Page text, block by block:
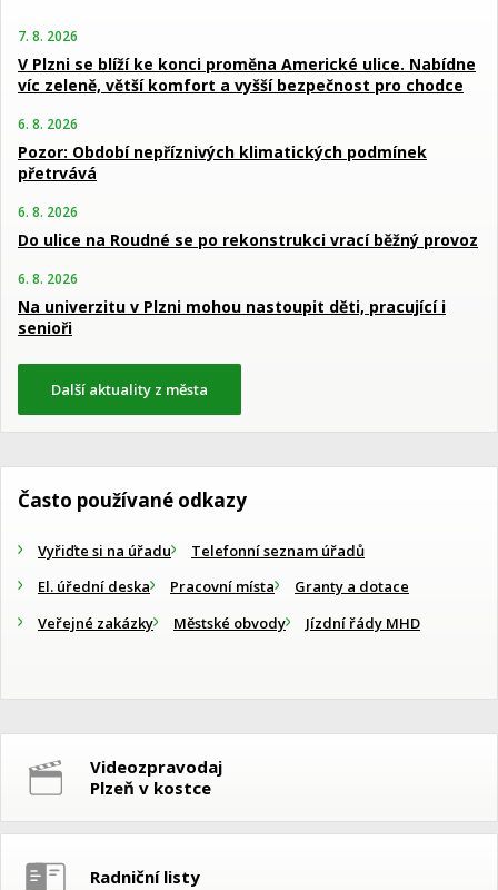
7. 8. 2026
V Plzni se blíží ke konci proměna Americké ulice. Nabídne
víc zeleně, větší komfort a vyšší bezpečnost pro chodce
6. 8. 2026
Pozor: Období nepříznivých klimatických podmínek
přetrvává
6. 8. 2026
Do ulice na Roudné se po rekonstrukci vrací běžný provoz
6. 8. 2026
Na univerzitu v Plzni mohou nastoupit děti, pracující i
senioři
Další aktuality z města
Často používané odkazy
Vyřiďte si na úřadu
Telefonní seznam úřadů
El. úřední deska
Pracovní místa
Granty a dotace
Veřejné zakázky
Městské obvody Jízdní řády MHD
Videozpravodaj
Plzeň v kostce
Radniční listy